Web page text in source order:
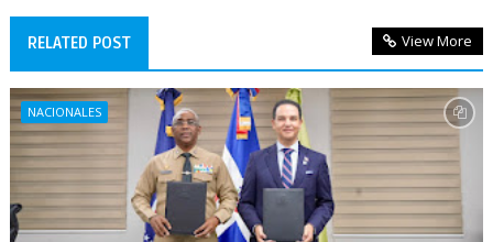
RELATED POST View More
NACIONALES